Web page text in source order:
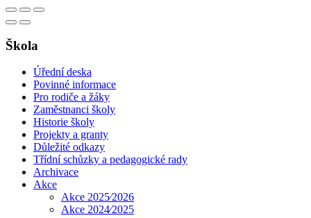
Škola
Úřední deska
Povinné informace
Pro rodiče a žáky
Zaměstnanci školy
Historie školy
Projekty a granty
Důležité odkazy
Třídní schůzky a pedagogické rady
Archivace
Akce
Akce 2025⁄2026
Akce 2024⁄2025